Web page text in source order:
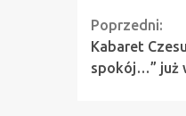
Poprzedni:
Kabaret
spokój…” już